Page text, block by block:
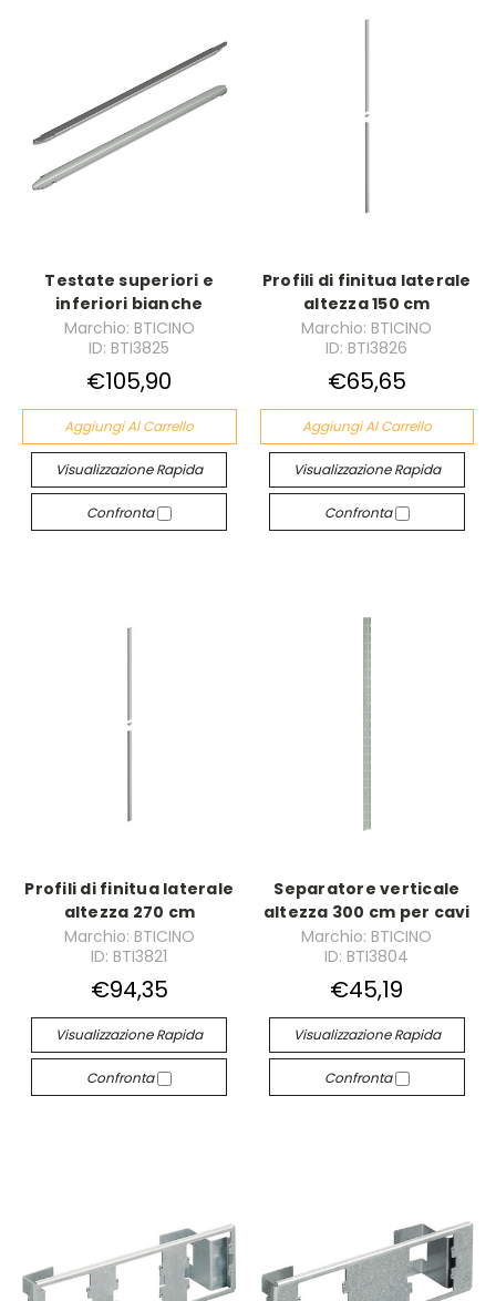
Testate superiori e
inferiori bianche
Marchio: BTICINO
ID: BTI3825
€105,90
Aggiungi Al Carrello
Visualizzazione Rapida
Confronta
Profili di finitua laterale
altezza 150 cm
Marchio: BTICINO
ID: BTI3826
€65,65
Aggiungi Al Carrello
Visualizzazione Rapida
Confronta
Profili di finitua laterale
altezza 270 cm
Marchio: BTICINO
ID: BTI3821
€94,35
Visualizzazione Rapida
Confronta
Separatore verticale
altezza 300 cm per cavi
Marchio: BTICINO
ID: BTI3804
€45,19
Visualizzazione Rapida
Confronta